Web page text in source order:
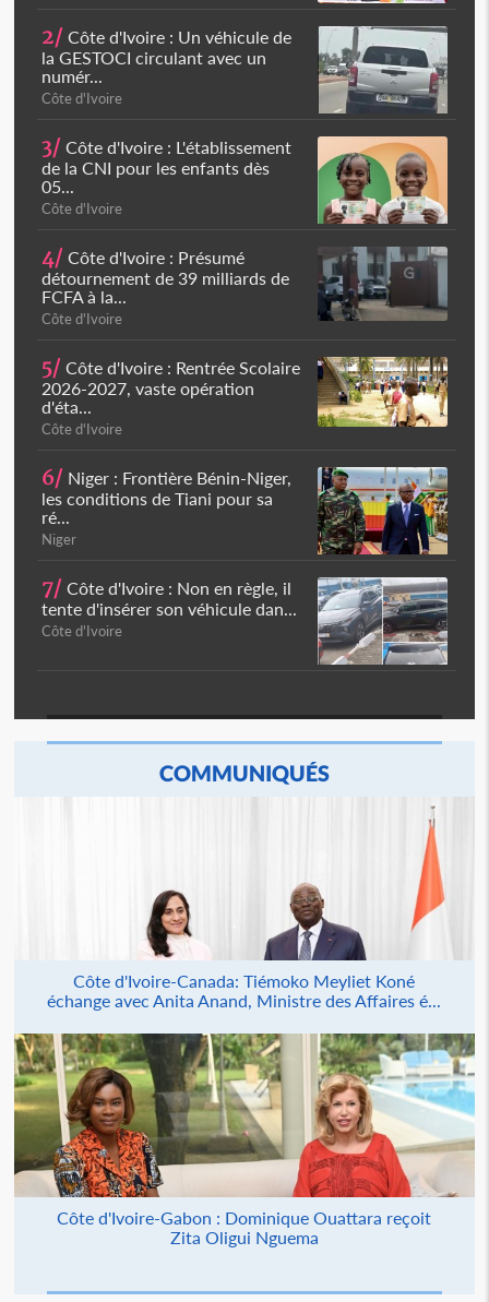
2/ Côte d'Ivoire : Un véhicule de
la GESTOCI circulant avec un
numér...
Côte d'Ivoire
3/ Côte d'Ivoire : L'établissement
de la CNI pour les enfants dès
05...
Côte d'Ivoire
4/ Côte d'Ivoire : Présumé
détournement de 39 milliards de
FCFA à la...
Côte d'Ivoire
5/ Côte d'Ivoire : Rentrée Scolaire
2026-2027, vaste opération
d'éta...
Côte d'Ivoire
6/ Niger : Frontière Bénin-Niger,
les conditions de Tiani pour sa
ré...
Niger
7/ Côte d'Ivoire : Non en règle, il
tente d'insérer son véhicule dan...
Côte d'Ivoire
COMMUNIQUÉS
Côte d'Ivoire-Canada: Tiémoko Meyliet Koné
échange avec Anita Anand, Ministre des Affaires é...
Côte d'Ivoire-Gabon : Dominique Ouattara reçoit
Zita Oligui Nguema